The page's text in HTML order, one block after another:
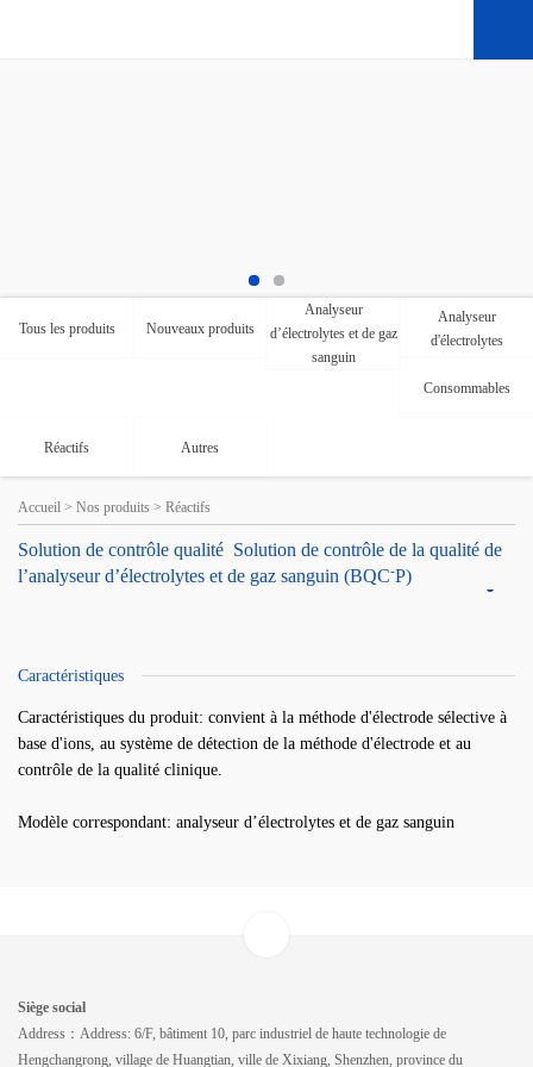
Tous les produits Nouveaux produits
Analyseur
d’électrolytes et de gaz
sanguin
Analyseur
d'électrolytes
Consommables
Réactifs Autres
Accueil > Nos produits > Réactifs
Solution de contrôle qualité Solution de contrôle de la qualité de
l’analyseur d’électrolytes et de gaz sanguin (BQC-P)
Caractéristiques
Caractéristiques du produit: convient à la méthode d'électrode sélective à
base d'ions, au système de détection de la méthode d'électrode et au
contrôle de la qualité clinique.
Modèle correspondant: analyseur d’électrolytes et de gaz sanguin
Siège social
Address：Address: 6/F, bâtiment 10, parc industriel de haute technologie de
Hengchangrong, village de Huangtian, ville de Xixiang, Shenzhen, province du